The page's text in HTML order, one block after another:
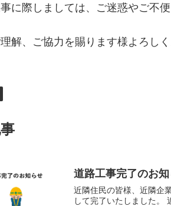
に際しましては、ご迷惑やご不
解、ご協力を賜ります様よろしく
道路工事完了のお
近隣住民の皆様、近隣企
して完了いたしました。